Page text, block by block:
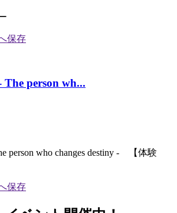
person wh...
person who changes destiny - 【体験